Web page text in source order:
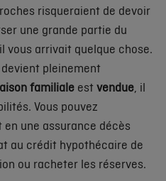
risqueraient de devoir
une grande partie du
vous arrivait quelque chose.
devient pleinement
familiale est vendue, il
Vous pouvez
une assurance décès
au crédit hypothécaire de
ou racheter les réserves.